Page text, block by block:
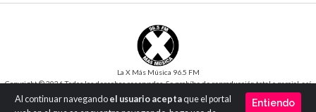
Al continuar navegando el usuario aceptaque el portal
Entiendo
La X Más Música 96.5 FM
Copyright © 2026 Todos los derechos reservados. Se prohíbe de reproducción total o parcial, así
como su traducción a cualquier idioma sin la autorización escrita del titular.
Desarrollo y Diseño
SilverIT